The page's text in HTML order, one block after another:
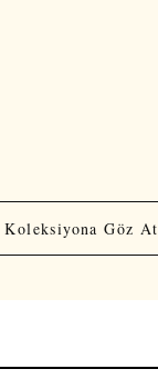
Koleksiyona Göz At